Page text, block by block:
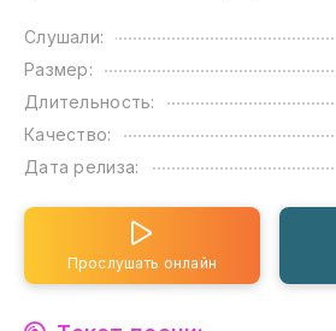
Слушали:
Размер:
Длительность:
Качество:
Дата релиза:
Прослушать онлайн